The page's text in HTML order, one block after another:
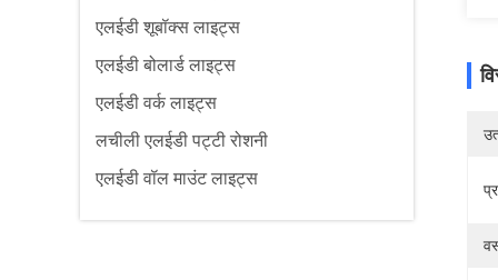
एलईडी शूबॉक्स लाइट्स
एलईडी बोलार्ड लाइट्स
एलईडी वर्क लाइट्स
लचीली एलईडी पट्टी रोशनी
एलईडी वॉल माउंट लाइट्स